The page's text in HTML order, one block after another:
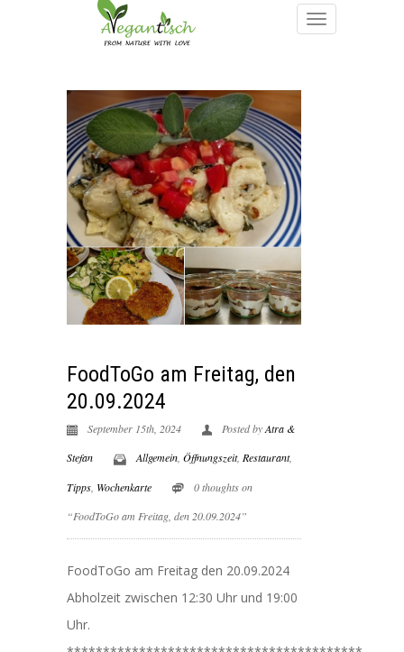
FoodToGo am Freitag, den
20.09.2024
September 15th, 2024 Posted byAtra &
Stefan Allgemein, Öffnungszeit, Restaurant,
Tipps Wochenkarte 0 thoughts on
“FoodToGo am Freitag, den 20.09.2024”
FoodToGo am Freitag den 20.09.2024
Abholzeit zwischen 12:30 Uhr und 19:00
Uhr.